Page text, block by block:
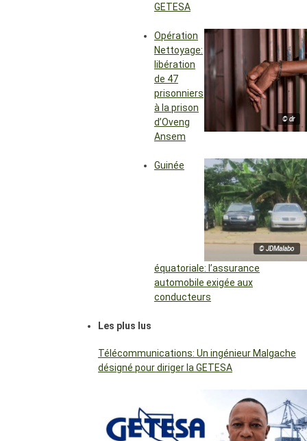
GETESA
© dr
Opération
Nettoyage:
libération
de 47
prisonniers
à la prison
d’Oveng
Ansem
© JDMalabo
Guinée
équatoriale: l’assurance
automobile exigée aux
conducteurs
Les plus lus
Télécommunications: Un ingénieur Malgache
désigné pour diriger la GETESA